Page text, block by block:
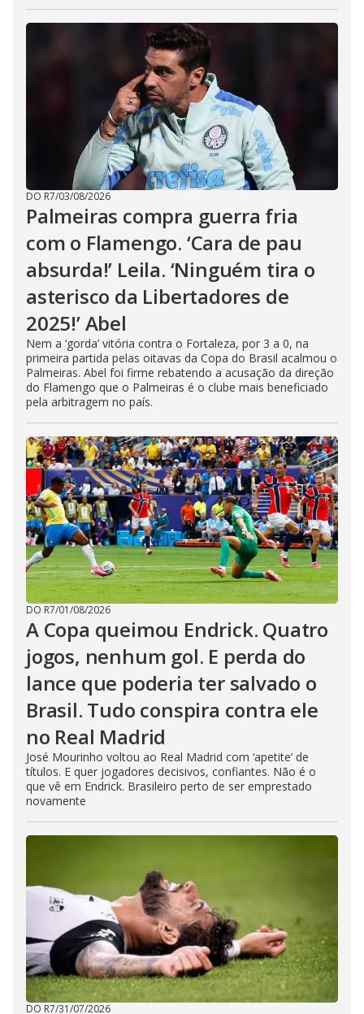
DO R7/03/08/2026
Palmeiras compra guerra fria
com o Flamengo. ‘Cara de pau
absurda!’ Leila. ‘Ninguém tira o
asterisco da Libertadores de
2025!’ Abel
Nem a ‘gorda’ vitória contra o Fortaleza, por 3 a 0, na
primeira partida pelas oitavas da Copa do Brasil acalmou o
Palmeiras. Abel foi firme rebatendo a acusação da direção
do Flamengo que o Palmeiras é o clube mais beneficiado
pela arbitragem no país.
DO R7/01/08/2026
A Copa queimou Endrick. Quatro
jogos, nenhum gol. E perda do
lance que poderia ter salvado o
Brasil. Tudo conspira contra ele
no Real Madrid
José Mourinho voltou ao Real Madrid com ‘apetite’ de
títulos. E quer jogadores decisivos, confiantes. Não é o
que vê em Endrick. Brasileiro perto de ser emprestado
novamente
DO R7/31/07/2026